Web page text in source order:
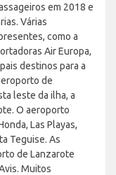
em 2018 e
Várias
como a
Air Europa,
destinos para a
de
leste da ilha, a
O aeroporto
Las Playas,
Teguise. As
de Lanzarote
Muitos